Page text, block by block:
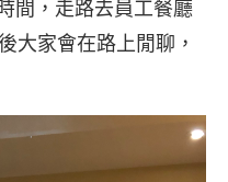
間，走路去員工餐廳
大家會在路上閒聊，